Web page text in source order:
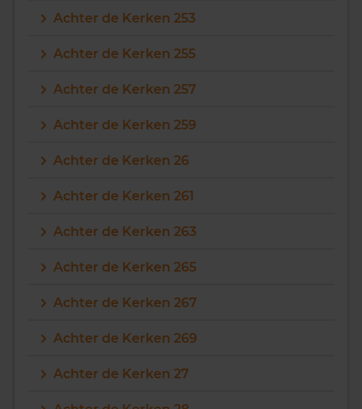
Achter de Kerken 253
Achter de Kerken 255
Achter de Kerken 257
Achter de Kerken 259
Achter de Kerken 26
Achter de Kerken 261
Achter de Kerken 263
Achter de Kerken 265
Achter de Kerken 267
Achter de Kerken 269
Achter de Kerken 27